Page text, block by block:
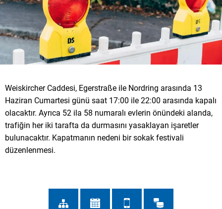
Weiskircher Caddesi, Egerstraße ile Nordring arasında 13
Haziran Cumartesi günü saat 17:00 ile 22:00 arasında kapalı
olacaktır. Ayrıca 52 ila 58 numaralı evlerin önündeki alanda,
trafiğin her iki tarafta da durmasını yasaklayan işaretler
bulunacaktır. Kapatmanın nedeni bir sokak festivali
düzenlenmesi.